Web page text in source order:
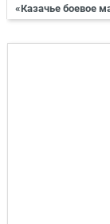
«Казачье боевое